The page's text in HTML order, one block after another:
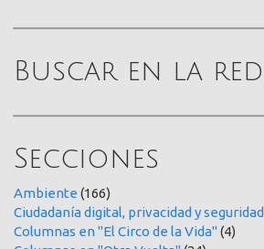
Buscar en la red
Secciones
Ambiente (166)
Ciudadanía digital, privacidad y seguridad
Columnas en "El Circo de la Vida"(4)